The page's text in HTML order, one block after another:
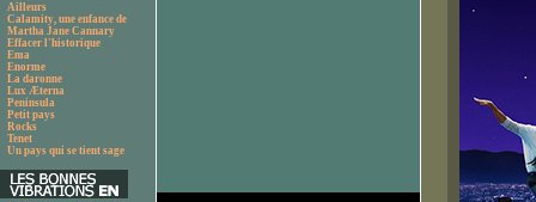
Ailleurs
Calamity, une enfance de
Martha Jane Cannary
Effacer l'historique
Ema
Enorme
La daronne
Lux Æterna
Peninsula
Petit pays
Rocks
Tenet
Un pays qui se tient sage